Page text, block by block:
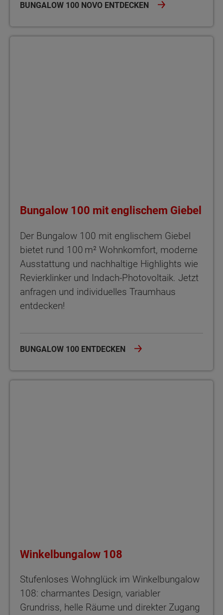
BUNGALOW 100 NOVO ENTDECKEN
Bungalow 100 mit englischem Giebel
Der Bungalow 100 mit englischem Giebel
bietet rund 100 m² Wohnkomfort, moderne
Ausstattung und nachhaltige Highlights wie
Revierklinker und Indach-Photovoltaik. Jetzt
anfragen und individuelles Traumhaus
entdecken!
BUNGALOW 100 ENTDECKEN
Winkelbungalow 108
Stufenloses Wohnglück im Winkelbungalow
108: charmantes Design, variabler
Grundriss, helle Räume und direkter Zugang